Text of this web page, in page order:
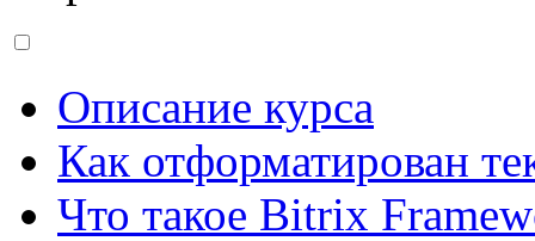
Описание курса
Как отформатирован
Что такое Bitrix